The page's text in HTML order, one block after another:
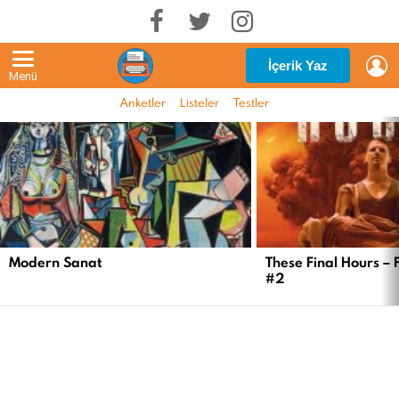
Menü
İçerik Yaz
Anketler Listeler Testler
EN
YENI
İÇERIKLER
Modern Sanat
These Final Hours –
#2